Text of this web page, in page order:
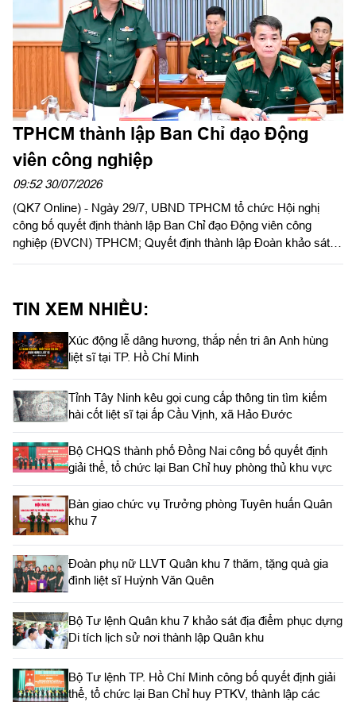
TPHCM thành lập Ban Chỉ đạo Động
viên công nghiệp
09:52 30/07/2026
(QK7 Online) - Ngày 29/7, UBND TPHCM tổ chức Hội nghị
công bố quyết định thành lập Ban Chỉ đạo Động viên công
nghiệp (ĐVCN) TPHCM; Quyết định thành lập Đoàn khảo sát
Thiếu tướng Phan Quốc Việt, Phó Tư lệnh, Tham mưu trưởng
Bộ Tư lệnh TPHCM cùng các sở, ban, ngành Thành phố, các
doanh nghiệp ĐVCN được giao nhiệm vụ.
TIN XEM NHIỀU:
Xúc động lễ dâng hương, thắp nến tri ân Anh hùng
liệt sĩ tại TP. Hồ Chí Minh
Tỉnh Tây Ninh kêu gọi cung cấp thông tin tìm kiếm
hài cốt liệt sĩ tại ấp Cầu Vịnh, xã Hảo Đước
Bộ CHQS thành phố Đồng Nai công bố quyết định
giải thể, tổ chức lại Ban Chỉ huy phòng thủ khu vực
Bàn giao chức vụ Trưởng phòng Tuyên huấn Quân
khu 7
Đoàn phụ nữ LLVT Quân khu 7 thăm, tặng quà gia
đình liệt sĩ Huỳnh Văn Quên
Bộ Tư lệnh Quân khu 7 khảo sát địa điểm phục dựng
Di tích lịch sử nơi thành lập Quân khu
Bộ Tư lệnh TP. Hồ Chí Minh công bố quyết định giải
thể, tổ chức lại Ban Chỉ huy PTKV, thành lập các